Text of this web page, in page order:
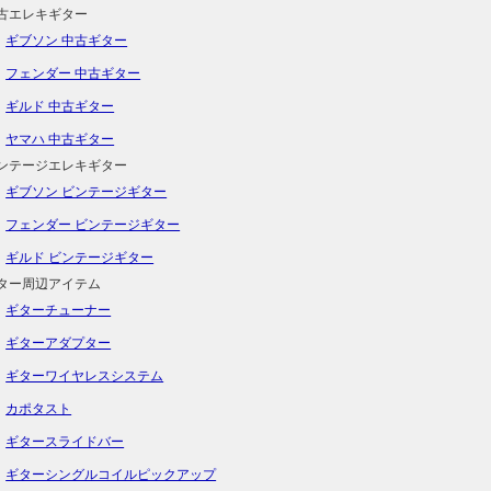
エレキギター
ギブソン 中古ギター
フェンダー 中古ギター
ギルド 中古ギター
ヤマハ 中古ギター
テージエレキギター
ギブソン ビンテージギター
フェンダー ビンテージギター
ギルド ビンテージギター
ー周辺アイテム
ギターチューナー
ギターアダプター
ギターワイヤレスシステム
カポタスト
ギタースライドバー
ギターシングルコイルピックアップ